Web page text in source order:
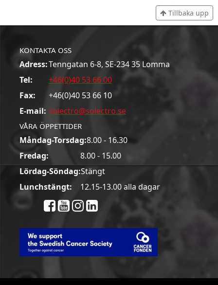
Tillbaka upp
KONTAKTA OSS
Adress:Tenngatan 6-8, SE-234 35 Lomma
Tel:
+46(0)40 53 66 00
Fax:
+46(0)40 53 66 10
E-mail: solectro@solectro.se
VÅRA ÖPPETTIDER
Måndag-Torsdag:8.00 - 16.30
Fredag:
8.00 - 15.00
Lördag-Söndag:Stängt
Lunchstängt:
12.15-13.00 alla dagar